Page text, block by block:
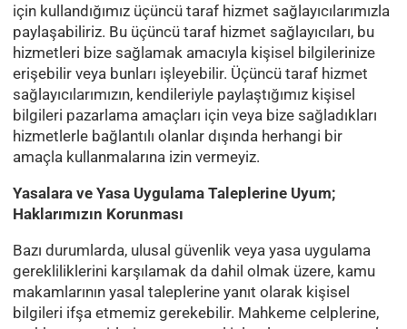
için kullandığımız üçüncü taraf hizmet sağlayıcılarımızla
paylaşabiliriz. Bu üçüncü taraf hizmet sağlayıcıları, bu
hizmetleri bize sağlamak amacıyla kişisel bilgilerinize
erişebilir veya bunları işleyebilir. Üçüncü taraf hizmet
sağlayıcılarımızın, kendileriyle paylaştığımız kişisel
bilgileri pazarlama amaçları için veya bize sağladıkları
hizmetlerle bağlantılı olanlar dışında herhangi bir
amaçla kullanmalarına izin vermeyiz.
Yasalara ve Yasa Uygulama Taleplerine Uyum;
Haklarımızın Korunması
Bazı durumlarda, ulusal güvenlik veya yasa uygulama
gerekliliklerini karşılamak da dahil olmak üzere, kamu
makamlarının yasal taleplerine yanıt olarak kişisel
bilgileri ifşa etmemiz gerekebilir. Mahkeme celplerine,